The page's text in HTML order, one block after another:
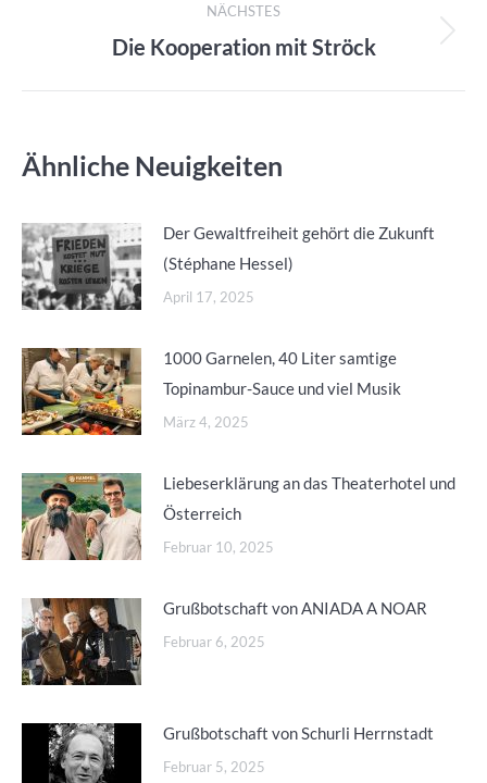
NÄCHSTES
Nächster
Die Kooperation mit Ströck
Ähnliche Neuigkeiten
Der Gewaltfreiheit gehört die Zukunft
(Stéphane Hessel)
April 17, 2025
1000 Garnelen, 40 Liter samtige
Topinambur-Sauce und viel Musik
März 4, 2025
Liebeserklärung an das Theaterhotel und
Österreich
Februar 10, 2025
Grußbotschaft von ANIADA A NOAR
Februar 6, 2025
Grußbotschaft von Schurli Herrnstadt
Februar 5, 2025